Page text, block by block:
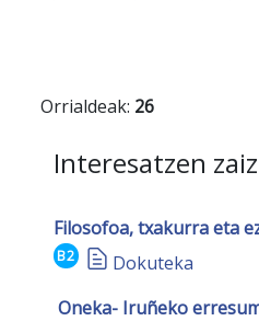
Orrialdeak: 26
Interesatzen
Filosofoa, txakurra eta
B2
Dokuteka
Oneka- Iruñeko